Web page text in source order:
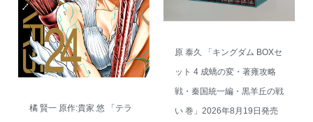
橘 賢一 原作:貴家 悠 「テラ
原 泰久 「キングダム BOXセ
ット 4 成蟜の変・著雍攻略
戦・秦国統一編・黒羊丘の戦
い 巻」2026年8月19日発売